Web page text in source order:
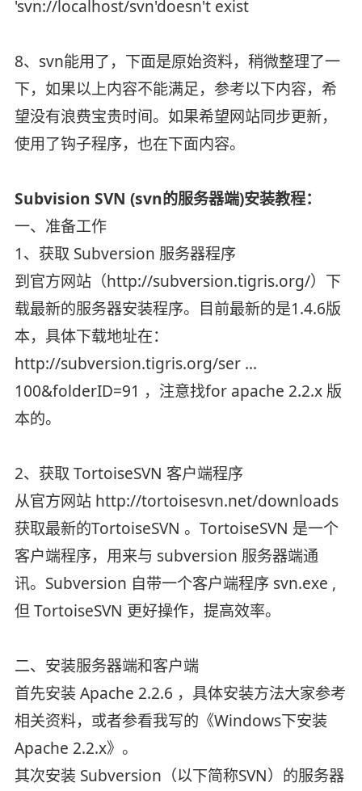
'svn://localhost/svn'doesn't exist
8、svn能用了，下面是原始资料，稍微整理了一
下，如果以上内容不能满足，参考以下内容，希
望没有浪费宝贵时间。如果希望网站同步更新，
使用了钩子程序，也在下面内容。
Subvision SVN (svn的服务器端)安装教程：
一、准备工作
1、获取 Subversion 服务器程序
到官方网站（http://subversion.tigris.org/）下
载最新的服务器安装程序。目前最新的是1.4.6版
本，具体下载地址在：
http://subversion.tigris.org/ser ...
100&folderID=91 ，注意找for apache 2.2.x 版
本的。
2、获取 TortoiseSVN 客户端程序
从官方网站 http://tortoisesvn.net/downloads
获取最新的TortoiseSVN 。TortoiseSVN 是一个
客户端程序，用来与 subversion 服务器端通
讯。Subversion 自带一个客户端程序 svn.exe ,
但 TortoiseSVN 更好操作，提高效率。
二、安装服务器端和客户端
首先安装 Apache 2.2.6 ，具体安装方法大家参考
相关资料，或者参看我写的《Windows下安装
Apache 2.2.x》。
其次安装 Subversion（以下简称SVN）的服务器